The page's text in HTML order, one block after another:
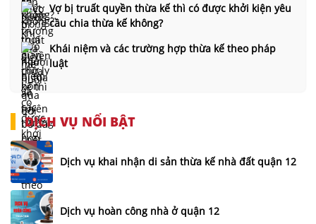
Vợ bị truất quyền thừa kế thì có được khởi kiện yêu
cầu chia thừa kế không?
Khái niệm và các trường hợp thừa kế theo pháp
luật
DỊCH VỤ NỔI BẬT
Dịch vụ khai nhận di sản thừa kế nhà đất quận 12
Dịch vụ hoàn công nhà ở quận 12